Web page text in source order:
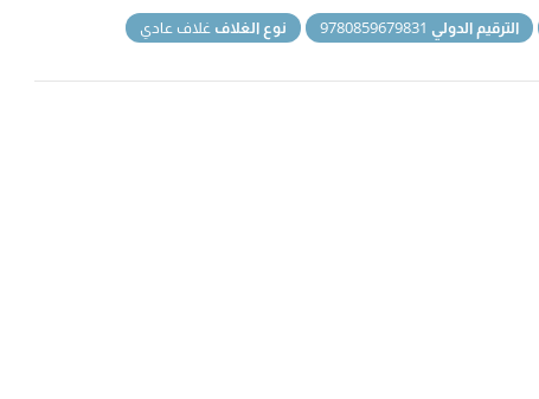
الترقيم الدولي نوع الغلاف غلاف عادي